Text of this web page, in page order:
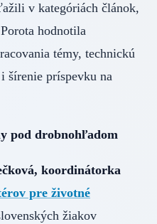
v kategóriách článok,
Porota hodnotila
témy, technickú
šírenie príspevku na
pod drobnohľadom
koordinátorka
pre životné
žiakov